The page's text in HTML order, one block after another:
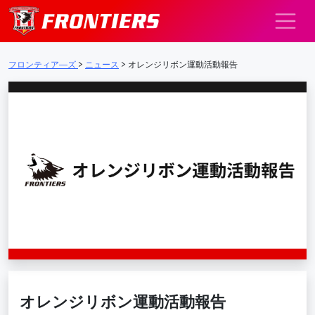
メインナビゲーション
フロンティア―ズ > ニュース > オレンジリボン運動活動報告
オレンジリボン運動活動報告